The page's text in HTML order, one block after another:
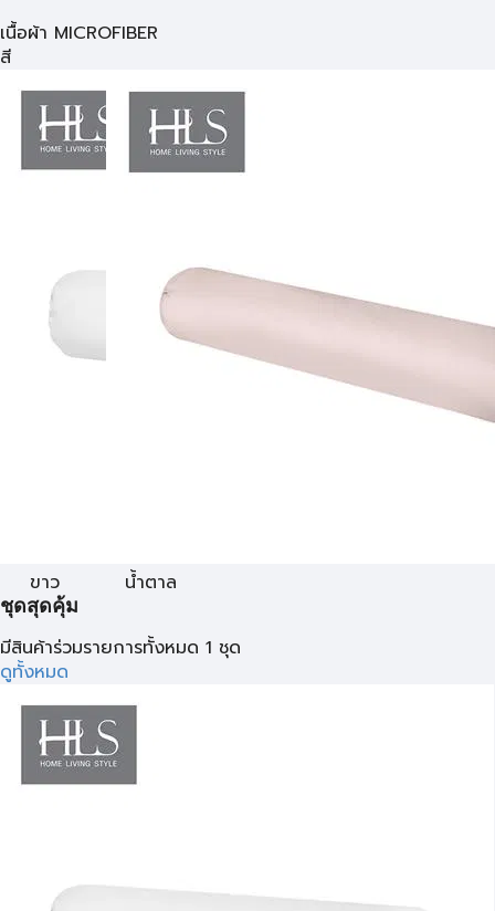
เนื้อผ้า MICROFIBER
สี
ขาว น้ำตาล
ชุดสุดคุ้ม
มีสินค้าร่วมรายการทั้งหมด 1 ชุด
ดูทั้งหมด